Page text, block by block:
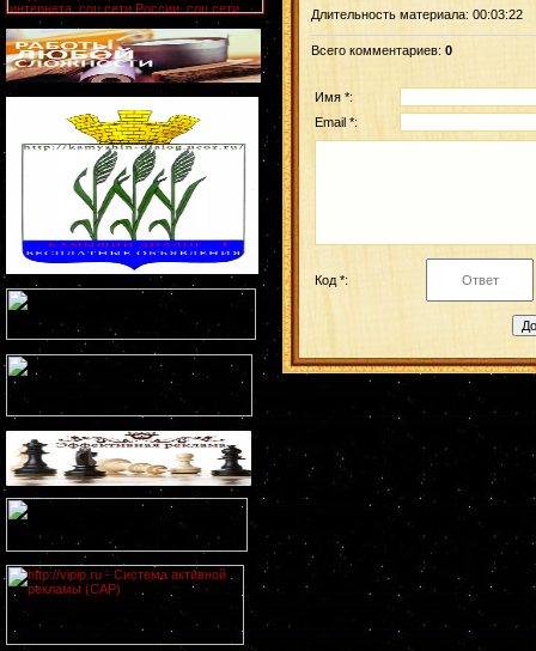
Длительность материала: 00:03:22
Всего комментариев: 0
Имя *:
Email *:
Код *: